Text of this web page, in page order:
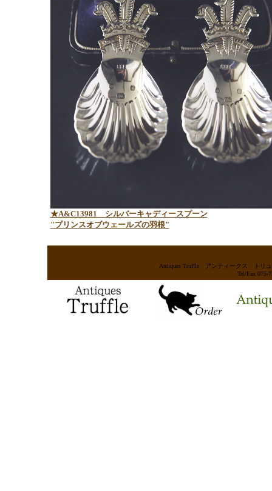
★A&C13981 シルバーキャディースプーン
"プリンスオブウェールズの羽根"
Antiques Truffle アンティークス ト
Tel/Fax